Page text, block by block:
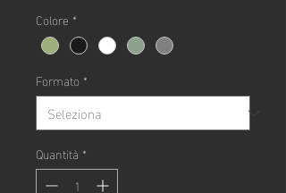
Colore *
Formato *
Quantità *